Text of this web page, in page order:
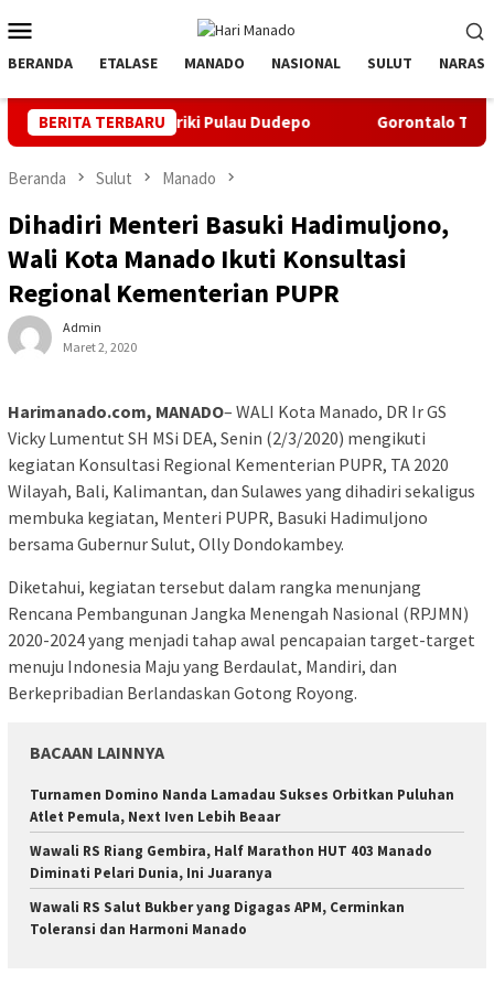
ke
kontenMobile
BERANDA ETALASE MANADO NASIONAL SULUT NARASI
BERITA TERBARU
Listriki Pulau Dudepo Gorontalo Terang. PLN
Beranda Sulut Manado
Dihadiri Menteri Basuki Hadimuljono,
Wali Kota Manado Ikuti Konsultasi
Regional Kementerian PUPR
Admin
Maret 2, 2020
Harimanado.com, MANADO– WALI Kota Manado, DR Ir GS
Vicky Lumentut SH MSi DEA, Senin (2/3/2020) mengikuti
kegiatan Konsultasi Regional Kementerian PUPR, TA 2020
Wilayah, Bali, Kalimantan, dan Sulawes yang dihadiri sekaligus
membuka kegiatan, Menteri PUPR, Basuki Hadimuljono
bersama Gubernur Sulut, Olly Dondokambey.
Diketahui, kegiatan tersebut dalam rangka menunjang
Rencana Pembangunan Jangka Menengah Nasional (RPJMN)
2020-2024 yang menjadi tahap awal pencapaian target-target
menuju Indonesia Maju yang Berdaulat, Mandiri, dan
Berkepribadian Berlandaskan Gotong Royong.
BACAAN LAINNYA
Turnamen Domino Nanda Lamadau Sukses Orbitkan Puluhan
Atlet Pemula, Next Iven Lebih Beaar
Wawali RS Riang Gembira, Half Marathon HUT 403 Manado
Diminati Pelari Dunia, Ini Juaranya
Wawali RS Salut Bukber yang Digagas APM, Cerminkan
Toleransi dan Harmoni Manado